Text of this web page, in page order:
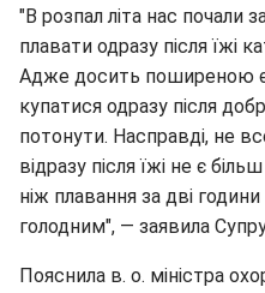
"В розпал літа нас почали
плавати одразу після їжі
Адже досить поширеною
купатися одразу після
потонути. Насправді, не
відразу після їжі не є
ніж плавання за дві години
голодним", — заявила
Пояснила в. о. міністра